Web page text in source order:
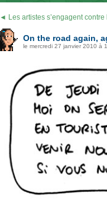
◄ Les artistes s’engagent contre
On the road again,
le mercredi 27 janvier 2010 à